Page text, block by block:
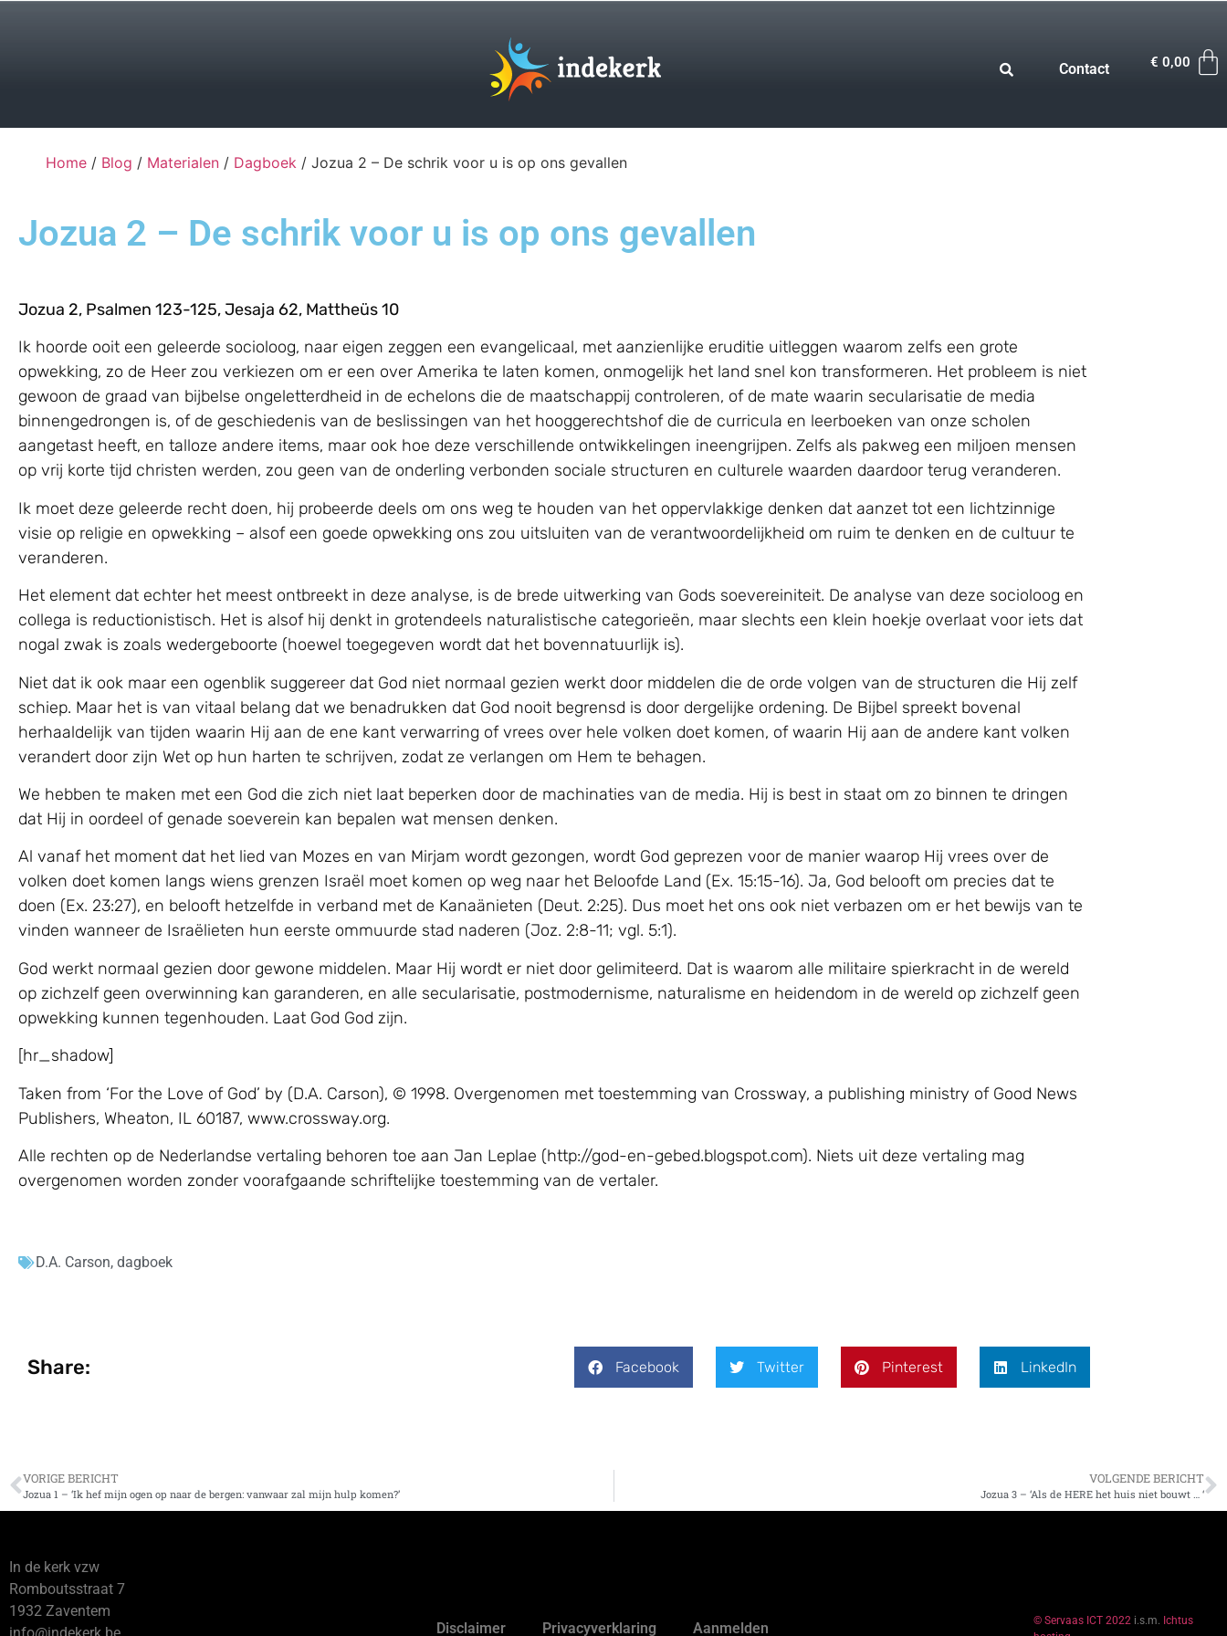
Contact € 0,00
Home / Blog / Materialen / Dagboek / Jozua 2 – De schrik voor u is op ons gevallen
Jozua 2 – De schrik voor u is op ons gevallen
Jozua 2, Psalmen 123-125, Jesaja 62, Mattheüs 10
Ik hoorde ooit een geleerde socioloog, naar eigen zeggen een evangelicaal, met aanzienlijke eruditie uitleggen waarom zelfs een grote
opwekking, zo de Heer zou verkiezen om er een over Amerika te laten komen, onmogelijk het land snel kon transformeren. Het probleem is niet
gewoon de graad van bijbelse ongeletterdheid in de echelons die de maatschappij controleren, of de mate waarin secularisatie de media
binnengedrongen is, of de geschiedenis van de beslissingen van het hooggerechtshof die de curricula en leerboeken van onze scholen
aangetast heeft, en talloze andere items, maar ook hoe deze verschillende ontwikkelingen ineengrijpen. Zelfs als pakweg een miljoen mensen
op vrij korte tijd christen werden, zou geen van de onderling verbonden sociale structuren en culturele waarden daardoor terug veranderen.
Ik moet deze geleerde recht doen, hij probeerde deels om ons weg te houden van het oppervlakkige denken dat aanzet tot een lichtzinnige
visie op religie en opwekking – alsof een goede opwekking ons zou uitsluiten van de verantwoordelijkheid om ruim te denken en de cultuur te
veranderen.
Het element dat echter het meest ontbreekt in deze analyse, is de brede uitwerking van Gods soevereiniteit. De analyse van deze socioloog en
collega is reductionistisch. Het is alsof hij denkt in grotendeels naturalistische categorieën, maar slechts een klein hoekje overlaat voor iets dat
nogal zwak is zoals wedergeboorte (hoewel toegegeven wordt dat het bovennatuurlijk is).
Niet dat ik ook maar een ogenblik suggereer dat God niet normaal gezien werkt door middelen die de orde volgen van de structuren die Hij zelf
schiep. Maar het is van vitaal belang dat we benadrukken dat God nooit begrensd is door dergelijke ordening. De Bijbel spreekt bovenal
herhaaldelijk van tijden waarin Hij aan de ene kant verwarring of vrees over hele volken doet komen, of waarin Hij aan de andere kant volken
verandert door zijn Wet op hun harten te schrijven, zodat ze verlangen om Hem te behagen.
We hebben te maken met een God die zich niet laat beperken door de machinaties van de media. Hij is best in staat om zo binnen te dringen
dat Hij in oordeel of genade soeverein kan bepalen wat mensen denken.
Al vanaf het moment dat het lied van Mozes en van Mirjam wordt gezongen, wordt God geprezen voor de manier waarop Hij vrees over de
volken doet komen langs wiens grenzen Israël moet komen op weg naar het Beloofde Land (Ex. 15:15-16). Ja, God belooft om precies dat te
doen (Ex. 23:27), en belooft hetzelfde in verband met de Kanaänieten (Deut. 2:25). Dus moet het ons ook niet verbazen om er het bewijs van te
vinden wanneer de Israëlieten hun eerste ommuurde stad naderen (Joz. 2:8-11; vgl. 5:1).
God werkt normaal gezien door gewone middelen. Maar Hij wordt er niet door gelimiteerd. Dat is waarom alle militaire spierkracht in de wereld
op zichzelf geen overwinning kan garanderen, en alle secularisatie, postmodernisme, naturalisme en heidendom in de wereld op zichzelf geen
opwekking kunnen tegenhouden. Laat God God zijn.
[hr_shadow]
Taken from ‘For the Love of God’ by (D.A. Carson), © 1998. Overgenomen met toestemming van Crossway, a publishing ministry of Good News
Publishers, Wheaton, IL 60187, www.crossway.org.
Alle rechten op de Nederlandse vertaling behoren toe aan Jan Leplae (http://god-en-gebed.blogspot.com). Niets uit deze vertaling mag
overgenomen worden zonder voorafgaande schriftelijke toestemming van de vertaler.
D.A. Carson, dagboek
Share: Facebook Twitter Pinterest LinkedIn
VORIGE BERICHT
Jozua 1 – ‘Ik hef mijn ogen op naar de bergen: vanwaar zal mijn hulp komen?’
VOLGENDE BERICHT
Jozua 3 – ‘Als de HERE het huis niet bouwt … ‘
In de kerk vzw
Romboutsstraat 7
1932 Zaventem
Disclaimer Privacyverklaring Aanmelden © Servaas ICT 2022i.s.m. Ichtus